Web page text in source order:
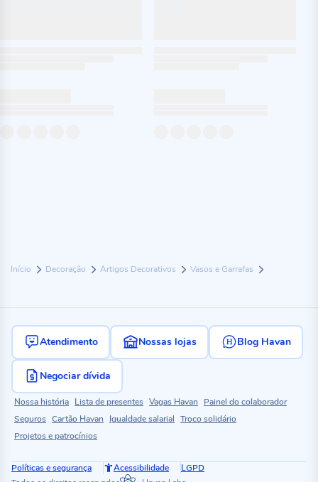
Início Decoração Artigos Decorativos Vasos e Garrafas
Atendimento Nossas lojas Blog Havan
Negociar dívida
Nossa história Lista de presentes Vagas Havan
Painel do colaborador
Seguros Cartão Havan Igualdade salarial Troco solidário
Projetos e patrocínios
Políticas e segurança Acessibilidade
LGPD